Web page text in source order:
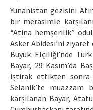
Yunanistan gezisini
bir merasimle
“Atina hemşerilik”
Asker Abidesi’ni
Büyük Elçiliği’nde
Bayar, 29 Kasım’da
iştirak ettikten sonra
Selanik’te muazzam
karşılanan Bayar,